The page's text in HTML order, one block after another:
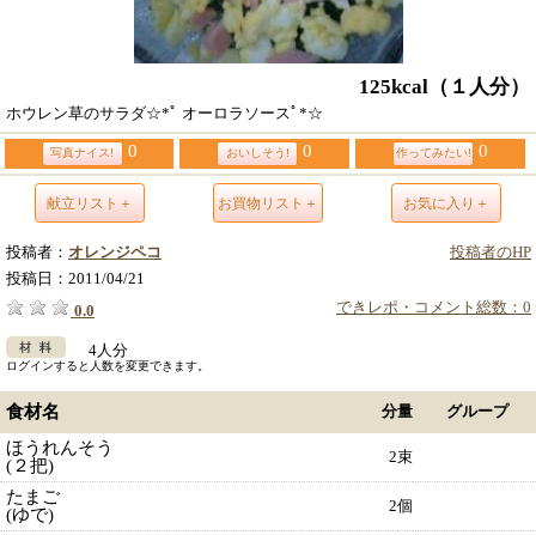
125kcal （１人分）
ホウレン草のサラダ☆*ﾟ オーロラソースﾟ*☆
写真ナイス! 0 おいしそう! 0 作ってみたい! 0
献立リスト＋ お買物リスト＋ お気に入り＋
投稿者のHP
投稿者： オレンジペコ
投稿日： 2011/04/21
できレポ・コメント総数：0
0.0
4人分
ログインすると人数を変更できます。
食材名 分量 グループ
ほうれんそう
(２把)
2束
たまご
(ゆで)
2個